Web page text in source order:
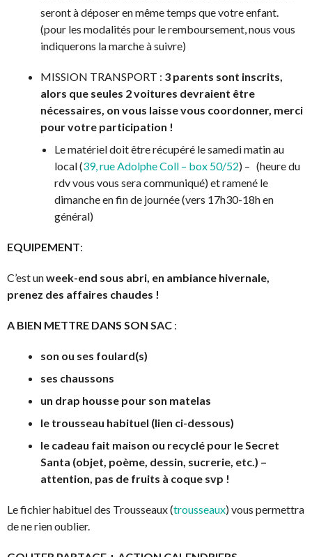
seront à déposer en même temps que votre enfant.
(pour les modalités pour le remboursement, nous vous
indiquerons la marche à suivre)
MISSION TRANSPORT : 3 parents sont inscrits,
alors que seules 2 voitures devraient être
nécessaires, on vous laisse vous coordonner, merci
pour votre participation !
Le matériel doit être récupéré le samedi matin au
local (39, rue Adolphe Coll – box 50/52) – (heure du
rdv vous vous sera communiqué) et ramené le
dimanche en fin de journée (vers 17h30-18h en
général)
EQUIPEMENT:
C’est unweek-end sous abri, en ambiance hivernale,
prenez des affaires chaudes !
A BIEN METTRE DANS SON SAC :
son ou ses foulard(s)
ses chaussons
un drap housse pour son matelas
le trousseau habituel (lien ci-dessous)
le cadeau fait maison ou recyclé pour le Secret
Santa (objet, poème, dessin, sucrerie, etc.) –
attention, pas de fruits à coque svp !
Le fichier habituel des Trousseaux (trousseaux) vous permettra
de ne rien oublier.